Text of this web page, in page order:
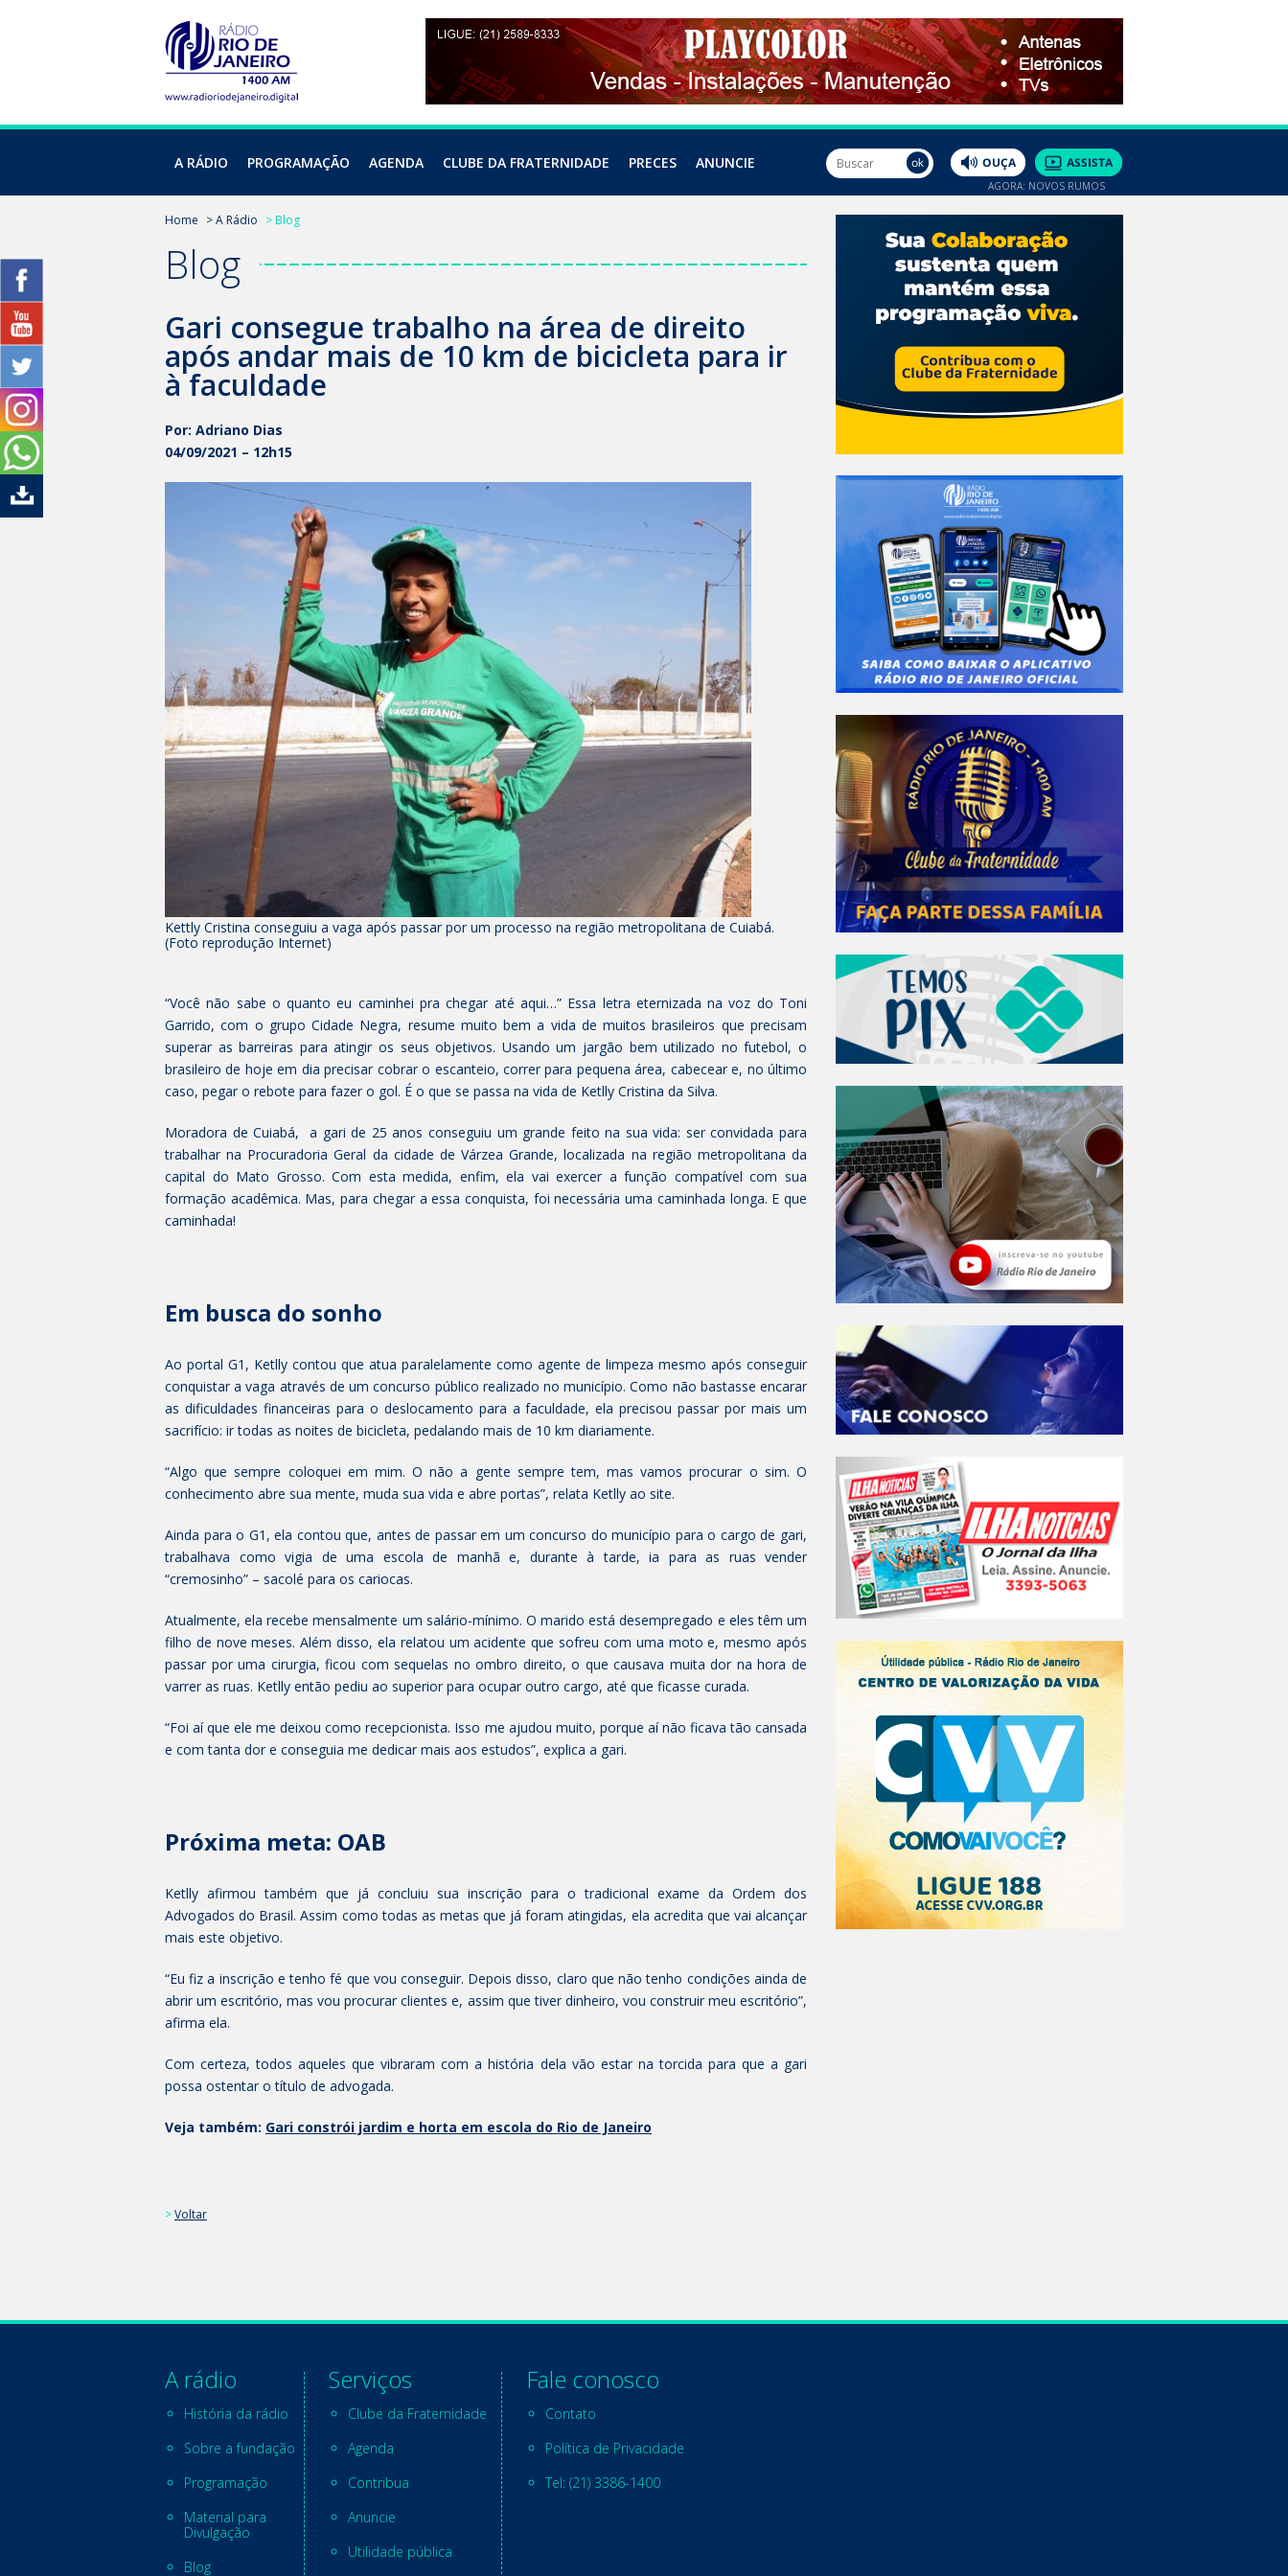
A RÁDIO PROGRAMAÇÃO AGENDA CLUBE DA FRATERNIDADE PRECES ANUNCIE
AGORA: NOVOS RUMOS
Home > A Rádio > Blog
Blog
Gari consegue trabalho na área de direito
após andar mais de 10 km de bicicleta para ir
à faculdade
Por: Adriano Dias
04/09/2021 – 12h15
Kettly Cristina conseguiu a vaga após passar por um processo na região metropolitana de Cuiabá.
(Foto reprodução Internet)
“Você não sabe o quanto eu caminhei pra chegar até aqui…” Essa letra eternizada na voz do Toni
Garrido, com o grupo Cidade Negra, resume muito bem a vida de muitos brasileiros que precisam
superar as barreiras para atingir os seus objetivos. Usando um jargão bem utilizado no futebol, o
brasileiro de hoje em dia precisar cobrar o escanteio, correr para pequena área, cabecear e, no último
caso, pegar o rebote para fazer o gol. É o que se passa na vida de Ketlly Cristina da Silva.
Moradora de Cuiabá, a gari de 25 anos conseguiu um grande feito na sua vida: ser convidada para
trabalhar na Procuradoria Geral da cidade de Várzea Grande, localizada na região metropolitana da
capital do Mato Grosso. Com esta medida, enfim, ela vai exercer a função compatível com sua
formação acadêmica. Mas, para chegar a essa conquista, foi necessária uma caminhada longa. E que
caminhada!
Em busca do sonho
Ao portal G1, Ketlly contou que atua paralelamente como agente de limpeza mesmo após conseguir
conquistar a vaga através de um concurso público realizado no município. Como não bastasse encarar
as dificuldades financeiras para o deslocamento para a faculdade, ela precisou passar por mais um
sacrifício: ir todas as noites de bicicleta, pedalando mais de 10 km diariamente.
“Algo que sempre coloquei em mim. O não a gente sempre tem, mas vamos procurar o sim. O
conhecimento abre sua mente, muda sua vida e abre portas”, relata Ketlly ao site.
Ainda para o G1, ela contou que, antes de passar em um concurso do município para o cargo de gari,
trabalhava como vigia de uma escola de manhã e, durante à tarde, ia para as ruas vender
“cremosinho” – sacolé para os cariocas.
Atualmente, ela recebe mensalmente um salário-mínimo. O marido está desempregado e eles têm um
filho de nove meses. Além disso, ela relatou um acidente que sofreu com uma moto e, mesmo após
passar por uma cirurgia, ficou com sequelas no ombro direito, o que causava muita dor na hora de
varrer as ruas. Ketlly então pediu ao superior para ocupar outro cargo, até que ficasse curada.
“Foi aí que ele me deixou como recepcionista. Isso me ajudou muito, porque aí não ficava tão cansada
e com tanta dor e conseguia me dedicar mais aos estudos”, explica a gari.
Próxima meta: OAB
Ketlly afirmou também que já concluiu sua inscrição para o tradicional exame da Ordem dos
Advogados do Brasil. Assim como todas as metas que já foram atingidas, ela acredita que vai alcançar
mais este objetivo.
“Eu fiz a inscrição e tenho fé que vou conseguir. Depois disso, claro que não tenho condições ainda de
abrir um escritório, mas vou procurar clientes e, assim que tiver dinheiro, vou construir meu escritório”,
afirma ela.
Com certeza, todos aqueles que vibraram com a história dela vão estar na torcida para que a gari
possa ostentar o título de advogada.
Veja também: Gari constrói jardim e horta em escola do Rio de Janeiro
>Voltar
A rádio
História da rádio
Sobre a fundação
Programação
Material para
Divulgação
Blog
Serviços
Clube da Fraternidade
Agenda
Contribua
Anuncie
Utilidade pública
Fale conosco
Contato
Política de Privacidade
Tel: (21) 3386-1400